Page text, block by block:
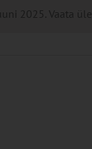
2025. Vaata üle